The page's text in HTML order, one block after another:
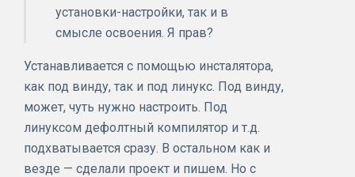
установки-настройки, так и в
смысле освоения. Я прав?
Устанавливается с помощью инсталятора,
как под винду, так и под линукс. Под винду,
может, чуть нужно настроить. Под
линуксом дефолтный компилятор и т.д.
подхватывается сразу. В остальном как и
везде — сделали проект и пишем. Но с